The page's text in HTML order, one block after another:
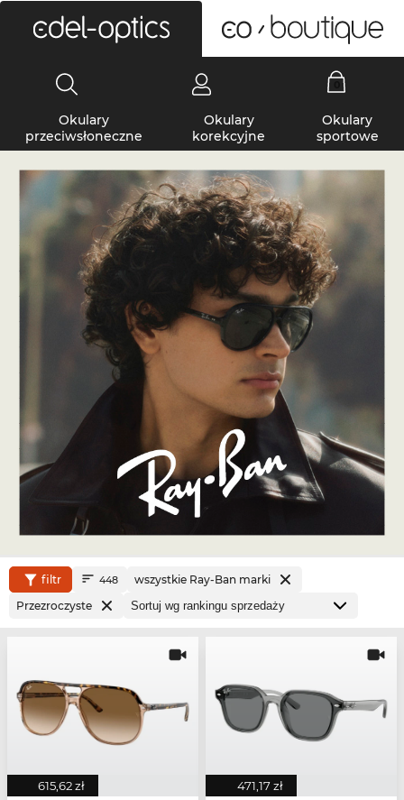
Okulary
przeciwsłoneczne
Okulary
korekcyjne
Okulary
sportowe
filtr 448
wszystkie Ray-Ban marki
Przezroczyste
615,62 zł 471,17 zł